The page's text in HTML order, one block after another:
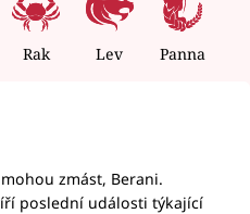
Rak Lev Panna
zmást, Berani.
poslední události týkající